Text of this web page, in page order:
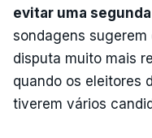
evitar uma
sondagens
disputa muito mais
quando os eleitores
tiverem vários